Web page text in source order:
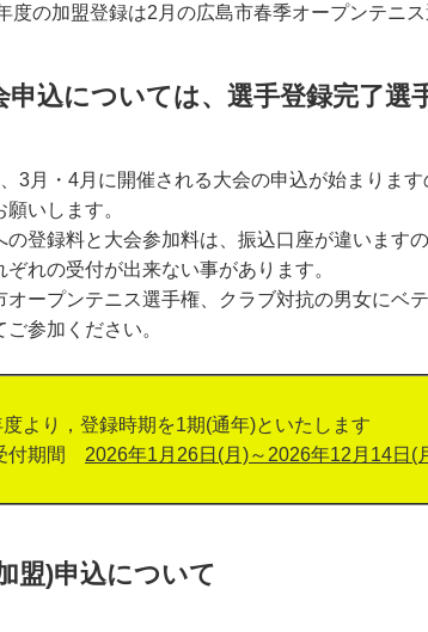
度の加盟登録は2月の広島市春季オープンテニス
込については、選手登録完了選
、3月・4月に開催される大会の申込が始まりま
願いします。
の登録料と大会参加料は、振込口座が違います
ぞれの受付が出来ない事があります。
オープンテニス選手権、クラブ対抗の男女にベ
ご参加ください。
より，登録時期を1期(通年)といたします
期間 2026年1月26日(月)～2026年12月14日(
盟)申込について